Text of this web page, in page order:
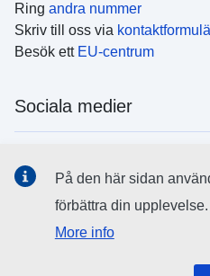
Ring andra nummer
Skriv till oss via
Besök ett EU-centrum
Sociala medier
EU:s institutioner och
På den här sidan
förbättra din upplevelse.
More info